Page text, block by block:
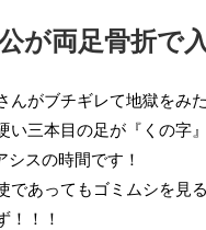
が両足骨折で
んがブチギレて地獄をみ
い三本目の足が『くの字
シスの時間です！
であってもゴミムシを見
！！！